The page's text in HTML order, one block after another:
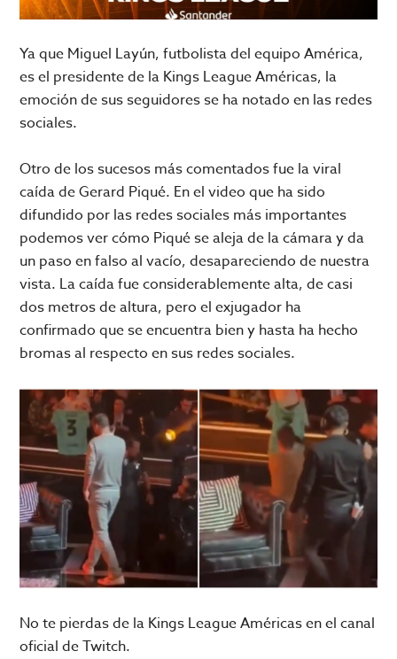
Ya que Miguel Layún, futbolista del equipo América,
es el presidente de la Kings League Américas, la
emoción de sus seguidores se ha notado en las redes
sociales.
Otro de los sucesos más comentados fue la viral
caída de Gerard Piqué. En el video que ha sido
difundido por las redes sociales más importantes
podemos ver cómo Piqué se aleja de la cámara y da
un paso en falso al vacío, desapareciendo de nuestra
vista. La caída fue considerablemente alta, de casi
dos metros de altura, pero el exjugador ha
confirmado que se encuentra bien y hasta ha hecho
bromas al respecto en sus redes sociales.
No te pierdas de la Kings League Américas en el canal
oficial de Twitch.